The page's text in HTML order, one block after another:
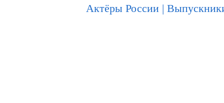
Актёры России |